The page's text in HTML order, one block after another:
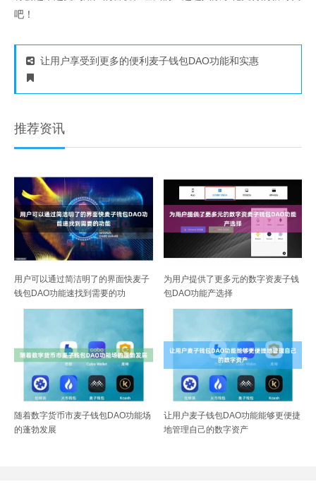
吧！
让用户享受到更多的便利麦子钱包DAO功能和实惠
推荐资讯
用户可以通过简洁明了的界面快麦子
钱包DAO功能速找到需要的功
为用户提供了更多元的数字资麦子钱
包DAO功能产选择
随着数字货币市麦子钱包DAO功能场
的蓬勃发展
让用户麦子钱包DAO功能能够更便捷
地管理自己的数字资产